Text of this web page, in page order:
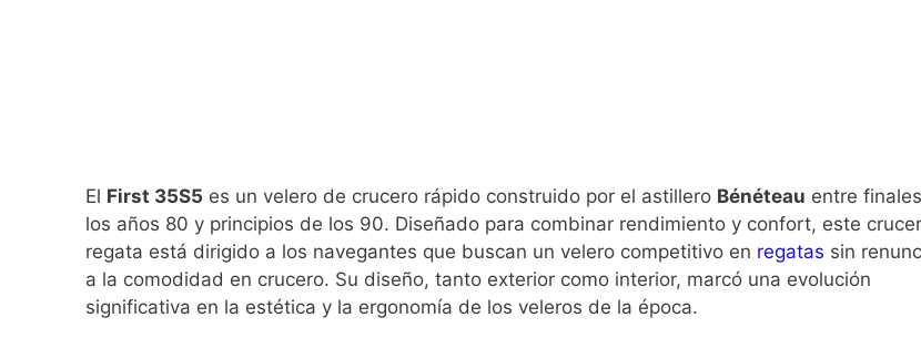
El First 35S5 es un velero de crucero rápido construido por el astillero Bénéteau entre
los años 80 y principios de los 90. Diseñado para combinar rendimiento y confort, este
regata está dirigido a los navegantes que buscan un velero competitivo en regatas sin
a la comodidad en crucero. Su diseño, tanto exterior como interior, marcó una evolución
significativa en la estética y la ergonomía de los veleros de la época.